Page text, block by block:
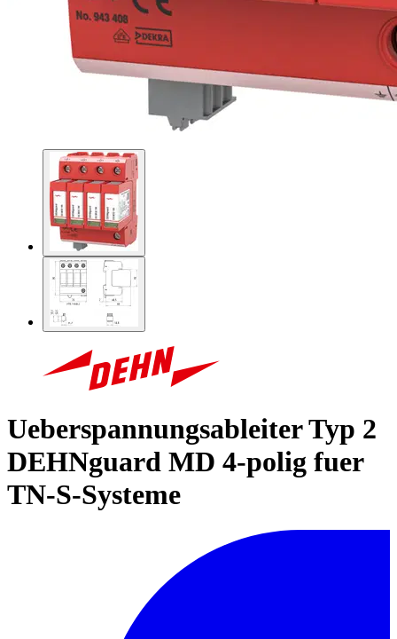
Ueberspannungsableiter Typ 2
DEHNguard MD 4-polig fuer
TN-S-Systeme